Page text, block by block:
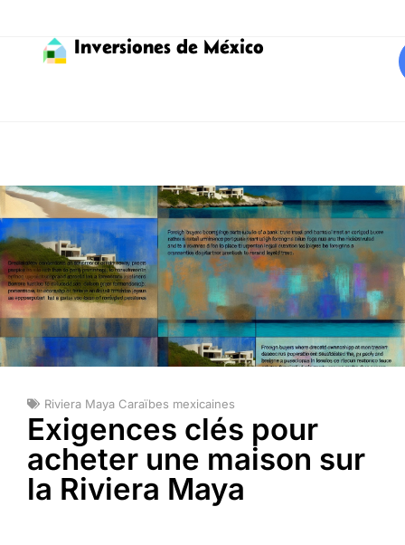
Inversiones de México
Riviera Maya Caraïbes mexicaines
Exigences clés pour
acheter une maison sur
la Riviera Maya